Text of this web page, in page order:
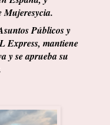
Mujeresycia.
Públicos y
Express, mantiene
y se aprueba su